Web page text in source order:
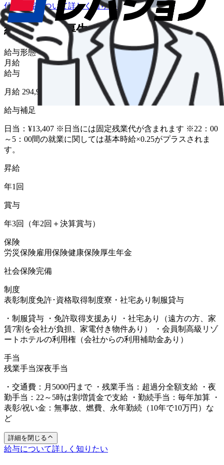
仕事内容について詳しく知りたい
給与・福利厚生
給与形態
月給
給与
月給 294,954円〜348,582円
給与補足
日当：¥13,407 ※日当には固定残業代が含まれます ※22：00
～5：00間の就業に関しては基本時給×0.25がプラスされま
す。
昇給
年1回
賞与
年3回（年2回＋決算賞与）
保険
労災保険雇用保険健康保険厚生年金
社会保険完備
制度
表彰制度免許･資格取得制度寮・社宅あり 制服貸与
・制服貸与 ・免許取得支援あり ・社宅あり（遠方の方、家
賃7割を会社が負担、家電付き物件あり） ・会員制高級リゾ
ートホテルの利用権（会社からの利用補助金あり）
手当
残業手当深夜手当
・交通費：月5000円まで ・残業手当：超過分全額支給 ・夜
勤手当：22～5時は割増賃金で支給 ・勤続手当：毎年加算 ・
表彰/祝い金：無事故、燃費、永年勤続（10年で10万円）な
ど
詳細を閉じる
給与について詳しく知りたい